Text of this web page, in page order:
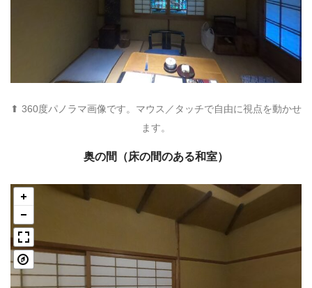
⬆ 360度パノラマ画像です。マウス／タッチで自由に視点を動かせ
ます。
奥の間（床の間のある和室）